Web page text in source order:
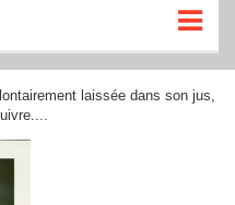
laissée dans son jus,